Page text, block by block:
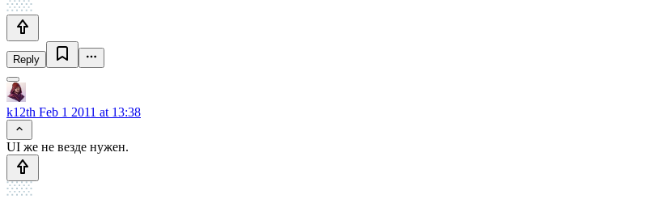
Reply
k12th Feb 1 2011 at 13:38
UI же не везде нужен.